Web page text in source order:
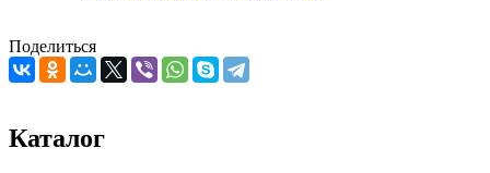
Поделиться
Каталог